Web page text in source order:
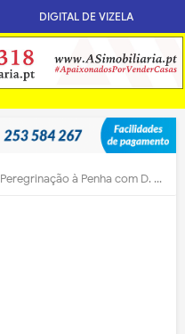
DIGITAL DE VIZELA
Peregrinação à Penha com D. Ximenes Belo